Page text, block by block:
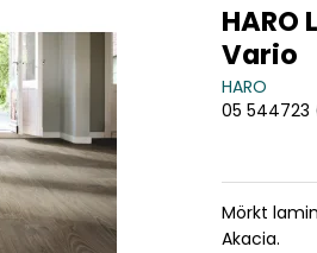
Vario
HARO
05 544723
Mörkt
Akacia.